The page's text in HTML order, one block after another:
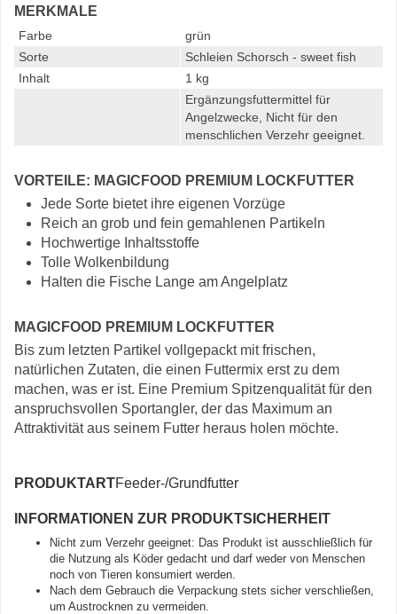
MERKMALE
Farbe
grün
Sorte
Schleien Schorsch - sweet fish
Inhalt
1 kg
Ergänzungsfuttermittel für
Angelzwecke, Nicht für den
menschlichen Verzehr geeignet.
VORTEILE: MAGICFOOD PREMIUM LOCKFUTTER
Jede Sorte bietet ihre eigenen Vorzüge
Reich an grob und fein gemahlenen Partikeln
Hochwertige Inhaltsstoffe
Tolle Wolkenbildung
Halten die Fische Lange am Angelplatz
MAGICFOOD PREMIUM LOCKFUTTER
Bis zum letzten Partikel vollgepackt mit frischen,
natürlichen Zutaten, die einen Futtermix erst zu dem
machen, was er ist. Eine Premium Spitzenqualität für den
anspruchsvollen Sportangler, der das Maximum an
Attraktivität aus seinem Futter heraus holen möchte.
PRODUKTARTFeeder-/Grundfutter
INFORMATIONEN ZUR PRODUKTSICHERHEIT
Nicht zum Verzehr geeignet: Das Produkt ist ausschließlich für
die Nutzung als Köder gedacht und darf weder von Menschen
noch von Tieren konsumiert werden.
Nach dem Gebrauch die Verpackung stets sicher verschließen,
um Austrocknen zu vermeiden.